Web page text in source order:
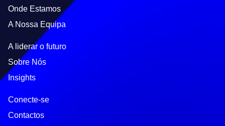
Onde Estamos
A Nossa Equipa
A liderar o futuro
Sobre Nós
Insights
Conecte-se
Contactos